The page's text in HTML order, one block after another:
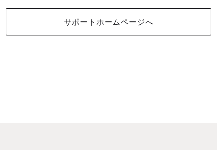
サポートホームページへ